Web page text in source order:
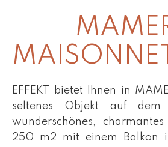
EFFEKT bietet Ihnen in
seltenes Objekt auf
wunderschönes,
250 m2 mit einem Balkon